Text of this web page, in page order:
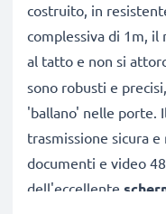
costruito, in
complessiva di 1m, il
al tatto e non si
sono robusti e
'ballano' nelle porte.
trasmissione sicura
documenti e video
dell'eccellente